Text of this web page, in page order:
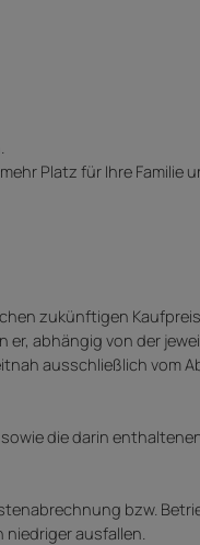
Platz für Ihre Familie
zukünftigen
abhängig von der
ausschließlich vom
die darin
bzw.
ausfallen.